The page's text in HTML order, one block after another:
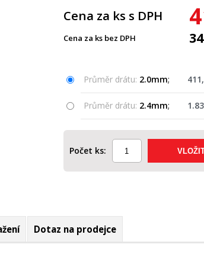
Cena za ks s DPH
Cena za ks bez DPH
Průměr drátu: 2.0mm;
Průměr drátu: 2.4mm;
Počet ks:
Dotaz na prodejce